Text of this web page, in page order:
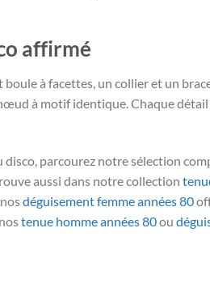
affirmé
boule à facettes, un collier et un
à motif identique. Chaque
disco, parcourez notre sélection
aussi dans notre collection
déguisement femme années 80
tenue homme années 80ou